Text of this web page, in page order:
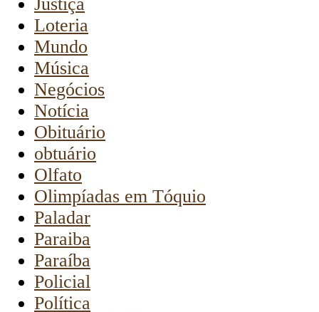
Justiça
Loteria
Mundo
Música
Negócios
Notícia
Obituário
obtuário
Olfato
Olimpíadas em Tóquio
Paladar
Paraiba
Paraíba
Policial
Política